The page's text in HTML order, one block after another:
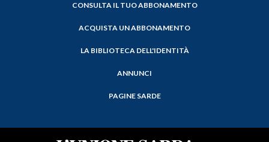
CONSULTA IL TUO ABBONAMENTO
ACQUISTA UN ABBONAMENTO
LA BIBLIOTECA DELL'IDENTITÀ
ANNUNCI
PAGINE SARDE